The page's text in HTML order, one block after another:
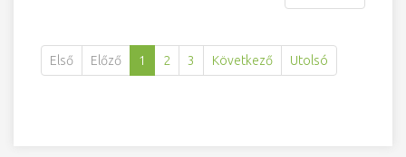
Első Előző 1 2 3 Következő Utolsó